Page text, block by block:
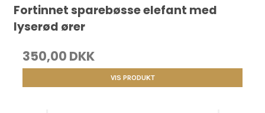
Fortinnet sparebøsse elefant med
lyserød ører
350,00 DKK
VIS PRODUKT